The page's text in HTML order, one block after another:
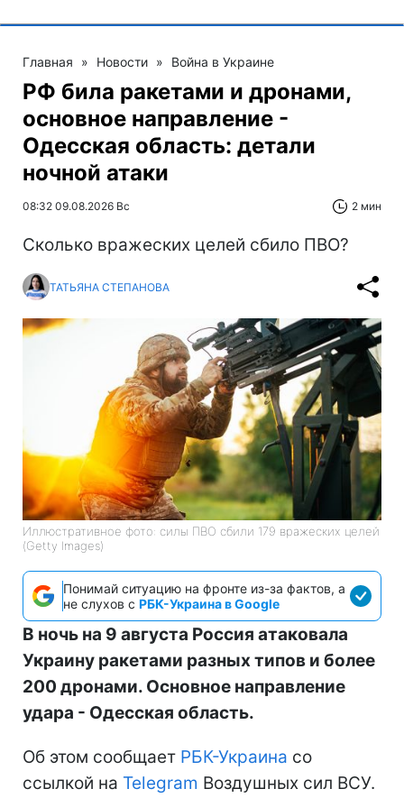
Главная » Новости » Война в Украине
РФ била ракетами и дронами,
основное направление -
Одесская область: детали
ночной атаки
08:32 09.08.2026 Вс 2 мин
Сколько вражеских целей сбило ПВО?
ТАТЬЯНА СТЕПАНОВА
Иллюстративное фото: силы ПВО сбили 179 вражеских целей
(Getty Images)
Понимай ситуацию на фронте из-за фактов, а
не слухов с РБК-Украина в Google
В ночь на 9 августа Россия атаковала
Украину ракетами разных типов и более
200 дронами. Основное направление
удара - Одесская область.
Об этом сообщает РБК-Украина со
ссылкой на Telegram Воздушных сил ВСУ.